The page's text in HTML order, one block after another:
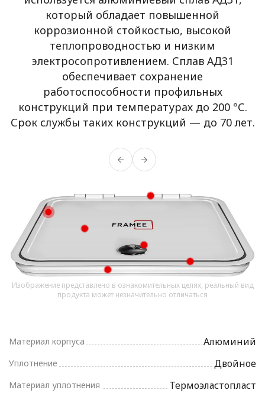
который обладает повышенной
коррозионной стойкостью, высокой
теплопроводностью и низким
электросопротивлением. Сплав АД31
обеспечивает сохранение
работоспособности профильных
конструкций при температурах до 200 °С.
Срок службы таких конструкций — до 70 лет.
Изображение представлено в ознакомительных целях, реальный вид
продукта может незначительно отличаться
Материал корпуса Алюминий
Уплотнение Двойное
Материал уплотнения Термоэластопласт